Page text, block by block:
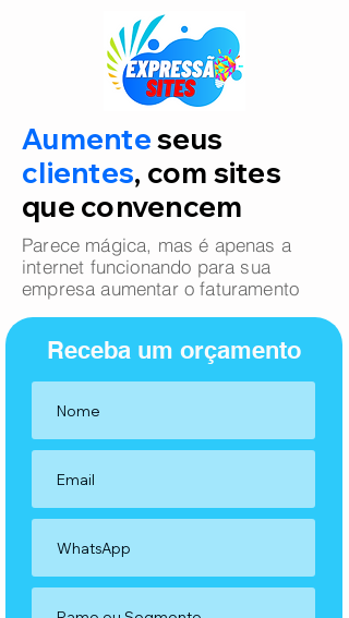
Aumenteseus
clientes, com sites
que convencem
Parece mágica, mas é apenas a
internet funcionando para sua
empresa aumentar o faturamento
Receba um orçamento